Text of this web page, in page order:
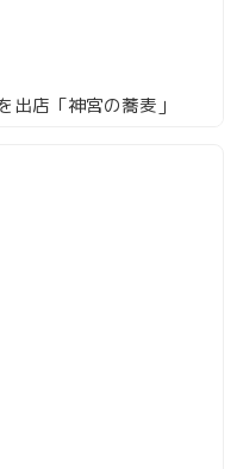
出店「神宮の蕎麦」